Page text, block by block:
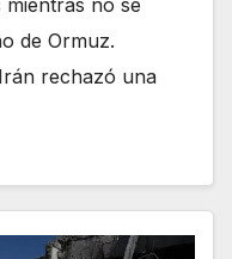
no se
de Ormuz.
rechazó una